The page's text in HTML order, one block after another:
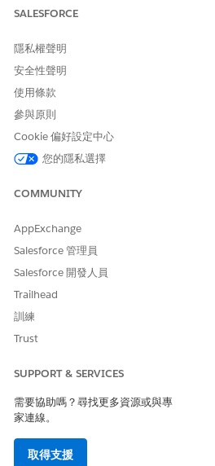
只有在其先決條件工作已完成時,可列印
進入動作計畫的物件管理設定,前往「
配置。
在調色盤中,選取「
將「
的「相關清單」區段。
編輯相關清單中的欄位,然後儲存您的
SALESFORCE
隱私權聲明
安全性聲明
使用條款
參與原則
Cookie 偏好設定中心
您的隱私選擇
COMMUNITY
AppExchange
Salesforce 管理員
Salesforce 開發人員
Trailhead
訓練
Trust
SUPPORT & SERVICES
需要協助嗎？尋找更多資源或與專
家連線。
取得支援